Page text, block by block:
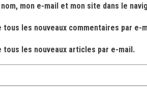
mon e-mail et mon site dans le
tous les nouveaux commentaires par e-
tous les nouveaux articles par e-mail.